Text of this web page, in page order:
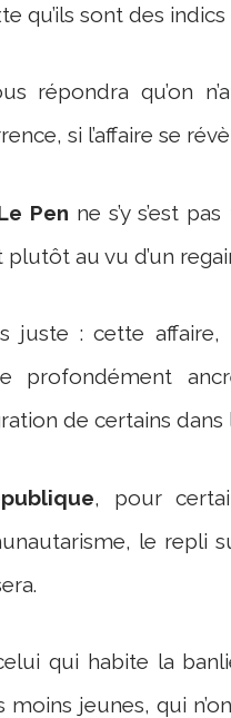
qu’ils sont des
répondra qu’on
si l’affaire se
Pen ne s’y s’est
plutôt au vu d’un
juste : cette
profondément
de certains
, pour
le repli
qui habite la
moins jeunes, qui